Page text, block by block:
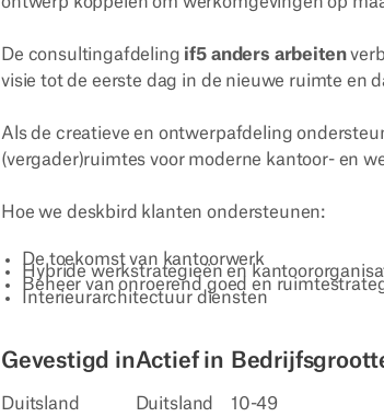
De consultingafdeling if5 anders arbeiten
visie tot de eerste dag in de nieuwe ruimte en
Als de creatieve en ontwerpafdeling
(vergader)ruimtes voor moderne kantoor- en
Hoe we deskbird klanten ondersteunen:
De toekomst van kantoorwerk
Hybride werkstrategieën en
Beheer van onroerend goed en
Interieurarchitectuur diensten
Gevestigd in
Duitsland
Actief in
Duitsland 10-49